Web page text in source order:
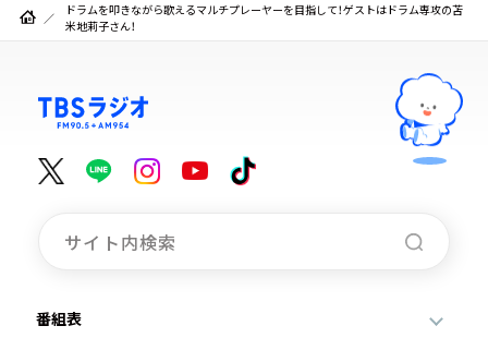
ドラムを叩きながら歌えるマルチプレーヤーを目指して！ゲストはドラム専攻の苫
米地莉子さん！
番組表